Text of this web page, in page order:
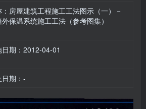
房屋建筑工程施工工法图示（一）－
保温系统施工工法（参考图集）
日期：2012-04-01
日期：-